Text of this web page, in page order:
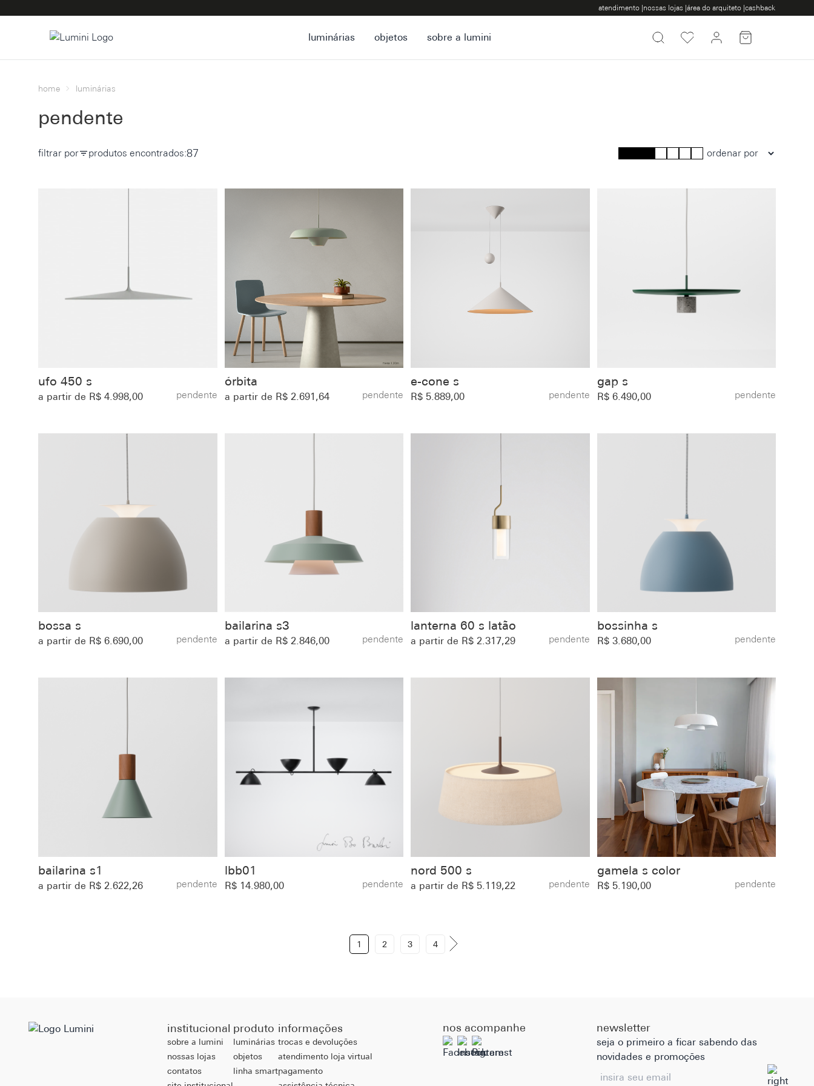
atendimento |nossas lojas |área do arquiteto |cashback
luminárias objetos sobre a lumini
home luminárias
pendente
filtrar por produtos encontrados:87
ufo 450 s
a partir de R$ 4.998,00 pendente
órbita
a partir de R$ 2.691,64 pendente
e-cone sㅤ
R$ 5.889,00 pendente
gap s
R$ 6.490,00 pendente
bossa s
a partir de R$ 6.690,00 pendente
bailarina s3
a partir de R$ 2.846,00 pendente
lanterna 60 s latão
a partir de R$ 2.317,29 pendente
bossinha s
R$ 3.680,00 pendente
bailarina s1
a partir de R$ 2.622,26 pendente
lbb01
R$ 14.980,00 pendente
nord 500 s
a partir de R$ 5.119,22 pendente
gamela s color
R$ 5.190,00 pendente
1 2 3 4
institucional
sobre a lumini
nossas lojas
contatos
produto
luminárias
objetos
linha smart
informações
trocas e devoluções
atendimento loja virtual
pagamento
nos acompanhe newsletter
seja o primeiro a ficar sabendo das
novidades e promoções